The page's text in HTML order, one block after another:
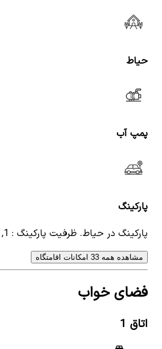
حیاط
پمپ آب
پارکینگ
پارکینگ در حیاط. ظرفیت پارکینگ : 1,
مشاهده همه 33 امکانات اقامتگاه
فضای خواب
اتاق 1